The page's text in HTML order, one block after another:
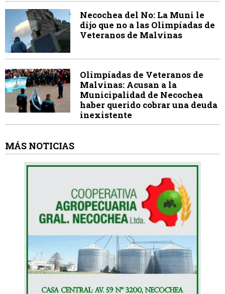
Necochea del No: La Muni le
dijo que no a las Olimpíadas de
Veteranos de Malvinas
Olimpíadas de Veteranos de
Malvinas: Acusan a la
Municipalidad de Necochea
haber querido cobrar una deuda
inexistente
MÁS NOTICIAS